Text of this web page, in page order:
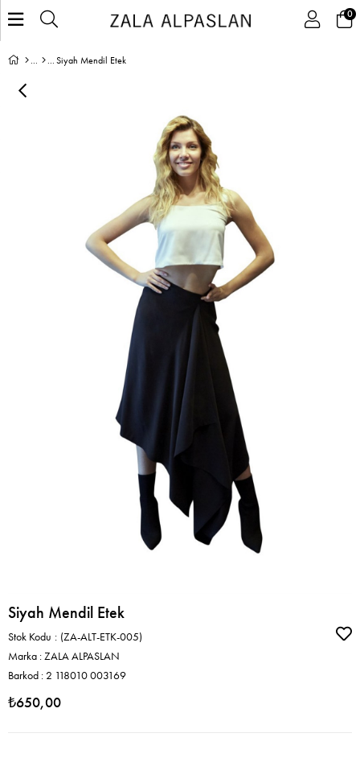
0
Siyah Mendil Etek
Siyah Mendil Etek
Stok Kodu
(ZA-ALT-ETK-005)
Marka :ZALA ALPASLAN
Barkod : 2 118010 003169
₺650,00